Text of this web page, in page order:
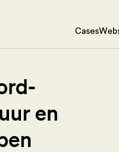
Cases
en